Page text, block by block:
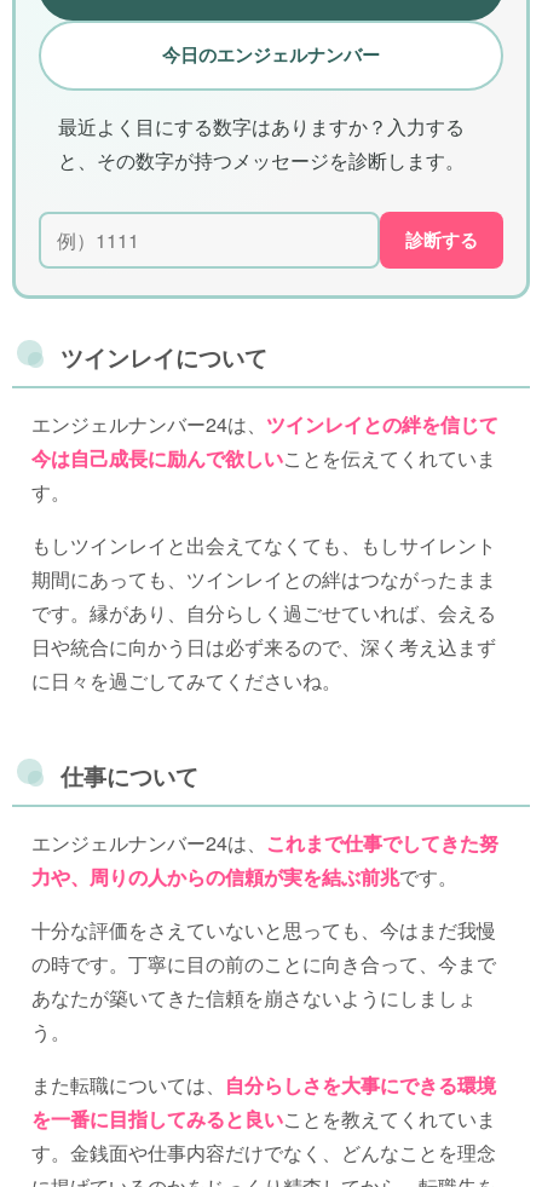
今日のエンジェルナンバー
最近よく目にする数字はありますか？入力する
と、その数字が持つメッセージを診断します。
診断する
ツインレイについて
エンジェルナンバー24は、 ツインレイとの絆を信じて
今は自己成長に励んで欲しいことを伝えてくれていま
す。
もしツインレイと出会えてなくても、もしサイレント
期間にあっても、ツインレイとの絆はつながったまま
です。縁があり、自分らしく過ごせていれば、会える
日や統合に向かう日は必ず来るので、深く考え込まず
に日々を過ごしてみてくださいね。
仕事について
エンジェルナンバー24は、 これまで仕事でしてきた努
力や、周りの人からの信頼が実を結ぶ前兆です。
十分な評価をさえていないと思っても、今はまだ我慢
の時です。丁寧に目の前のことに向き合って、今まで
あなたが築いてきた信頼を崩さないようにしましょ
う。
また転職については、 自分らしさを大事にできる環境
を一番に目指してみると良いことを教えてくれていま
す。金銭面や仕事内容だけでなく、どんなことを理念